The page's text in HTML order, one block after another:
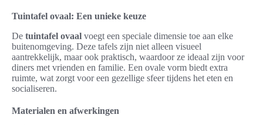
Tuintafel ovaal: Een unieke keuze
De tuintafel ovaal voegt een speciale dimensie toe aan elke
buitenomgeving. Deze tafels zijn niet alleen visueel
aantrekkelijk, maar ook praktisch, waardoor ze ideaal zijn voor
diners met vrienden en familie. Een ovale vorm biedt extra
ruimte, wat zorgt voor een gezellige sfeer tijdens het eten en
socialiseren.
Materialen en afwerkingen